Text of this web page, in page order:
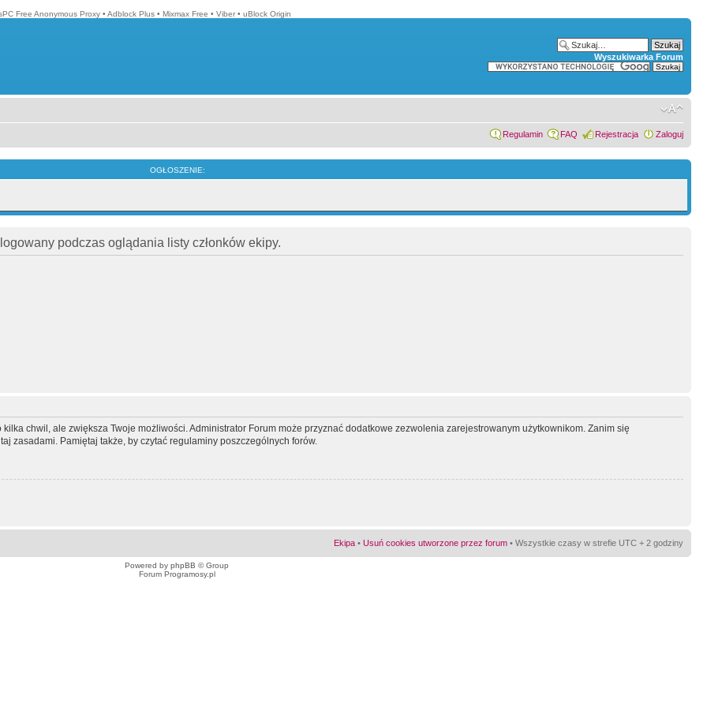
Free Anonymous Proxy • Adblock Plus • Mixmax Free • Viber • uBlock Origin
Wyszukiwarka Forum
Regulamin FAQ Rejestracja Zaloguj
OGŁOSZENIE:
podczas oglądania listy członków ekipy.
chwil, ale zwiększa Twoje możliwości. Administrator Forum może przyznać dodatkowe zezwolenia zarejestrowanym użytkownikom. Zanim się
zasadami. Pamiętaj także, by czytać regulaminy poszczególnych forów.
Ekipa • Usuń cookies utworzone przez forum • Wszystkie czasy w strefie UTC + 2 godziny
Powered by phpBB © Group
Forum Programosy.pl